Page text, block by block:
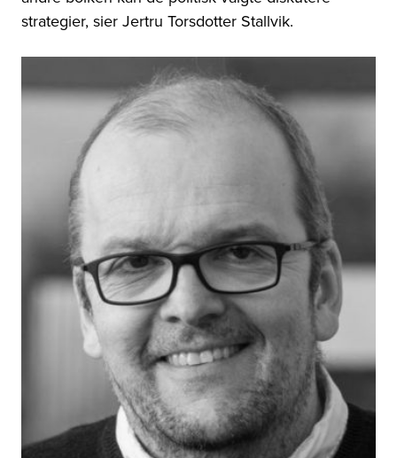
strategier, sier Jertru Torsdotter Stallvik.